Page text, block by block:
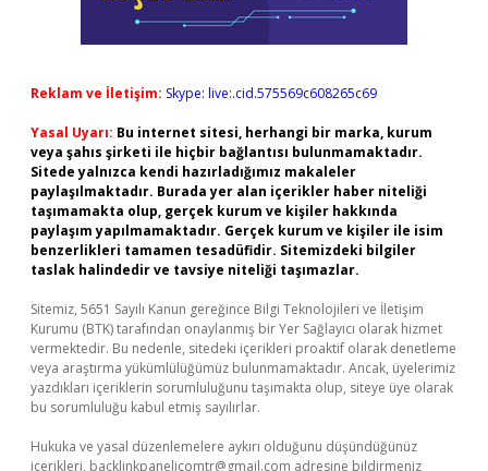
Reklam ve İletişim: Skype: live:.cid.575569c608265c69
Yasal Uyarı: Bu internet sitesi, herhangi bir marka, kurum
veya şahıs şirketi ile hiçbir bağlantısı bulunmamaktadır.
Sitede yalnızca kendi hazırladığımız makaleler
paylaşılmaktadır. Burada yer alan içerikler haber niteliği
taşımamakta olup, gerçek kurum ve kişiler hakkında
paylaşım yapılmamaktadır. Gerçek kurum ve kişiler ile isim
benzerlikleri tamamen tesadüfidir. Sitemizdeki bilgiler
taslak halindedir ve tavsiye niteliği taşımazlar.
Sitemiz, 5651 Sayılı Kanun gereğince Bilgi Teknolojileri ve İletişim
Kurumu (BTK) tarafından onaylanmış bir Yer Sağlayıcı olarak hizmet
vermektedir. Bu nedenle, sitedeki içerikleri proaktif olarak denetleme
veya araştırma yükümlülüğümüz bulunmamaktadır. Ancak, üyelerimiz
yazdıkları içeriklerin sorumluluğunu taşımakta olup, siteye üye olarak
bu sorumluluğu kabul etmiş sayılırlar.
Hukuka ve yasal düzenlemelere aykırı olduğunu düşündüğünüz
içerikleri, backlinkpanelicomtr@gmail.com adresine bildirmeniz